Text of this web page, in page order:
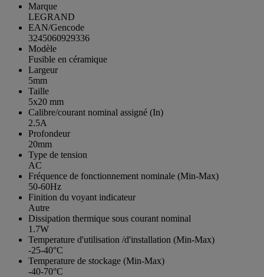
Marque
LEGRAND
EAN/Gencode
3245060929336
Modèle
Fusible en céramique
Largeur
5mm
Taille
5x20 mm
Calibre/courant nominal assigné (In)
2.5A
Profondeur
20mm
Type de tension
AC
Fréquence de fonctionnement nominale (Min-Max)
50-60Hz
Finition du voyant indicateur
Autre
Dissipation thermique sous courant nominal
1.7W
Temperature d'utilisation /d'installation (Min-Max)
-25-40°C
Temperature de stockage (Min-Max)
-40-70°C